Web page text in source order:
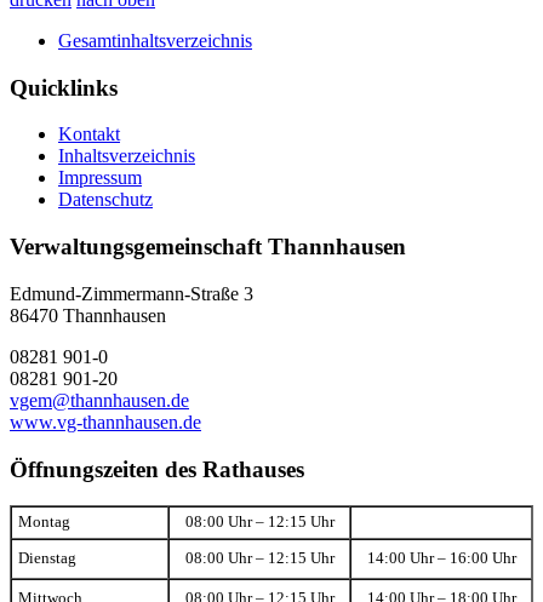
Gesamtinhaltsverzeichnis
Quicklinks
Kontakt
Inhaltsverzeichnis
Impressum
Datenschutz
Verwaltungsgemeinschaft Thannhausen
Edmund-Zimmermann-Straße 3
86470 Thannhausen
08281 901-0
08281 901-20
vgem@thannhausen.de
www.vg-thannhausen.de
Öffnungszeiten des Rathauses
Montag 08:00 Uhr – 12:15 Uhr
Dienstag 08:00 Uhr – 12:15 Uhr 14:00 Uhr – 16:00 Uhr